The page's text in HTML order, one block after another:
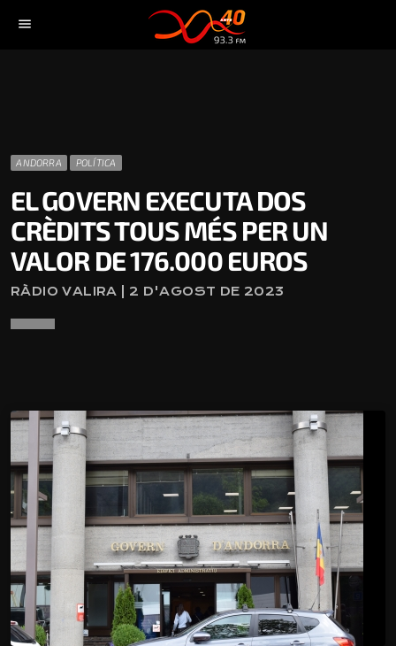
menu
ANDORRA POLÍTICA
EL GOVERN EXECUTA DOS
CRÈDITS TOUS MÉS PER UN
VALOR DE 176.000 EUROS
RÀDIO VALIRA | 2 D'AGOST DE 2023